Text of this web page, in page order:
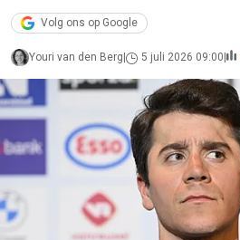
Volg ons op Google
Youri van den Berg 5 juli 2026 09:00